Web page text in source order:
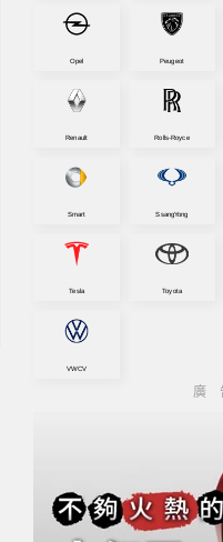
Opel Peugeot
Renault Rolls-Royce
Smart SsangYong
Tesla Toyota
VWCV
廣